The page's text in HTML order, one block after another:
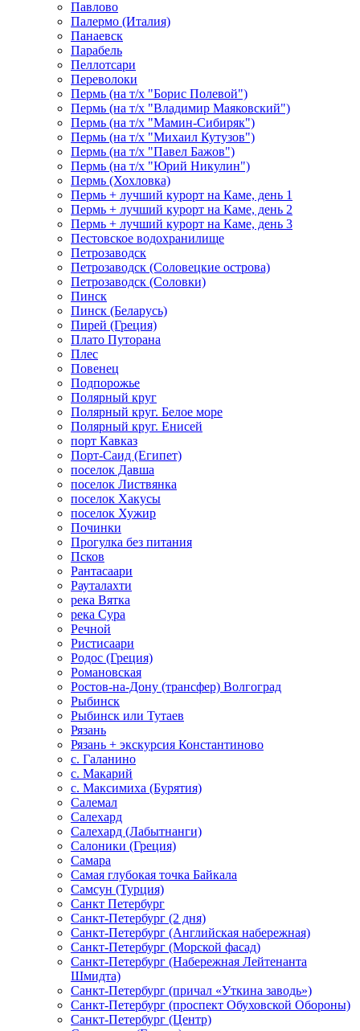
Павлово
Палермо (Италия)
Панаевск
Парабель
Пеллотсари
Переволоки
Пермь (на т/х "Борис Полевой")
Пермь (на т/х "Владимир Маяковский")
Пермь (на т/х "Мамин-Сибиряк")
Пермь (на т/х "Михаил Кутузов")
Пермь (на т/х "Павел Бажов")
Пермь (на т/х "Юрий Никулин")
Пермь (Хохловка)
Пермь + лучший курорт на Каме, день 1
Пермь + лучший курорт на Каме, день 2
Пермь + лучший курорт на Каме, день 3
Пестовское водохранилище
Петрозаводск
Петрозаводск (Соловецкие острова)
Петрозаводск (Соловки)
Пинск
Пинск (Беларусь)
Пирей (Греция)
Плато Путорана
Плес
Повенец
Подпорожье
Полярный круг
Полярный круг. Белое море
Полярный круг. Енисей
порт Кавказ
Порт-Саид (Египет)
поселок Давша
поселок Листвянка
поселок Хакусы
поселок Хужир
Починки
Прогулка без питания
Псков
Рантасаари
Рауталахти
река Вятка
река Сура
Речной
Ристисаари
Родос (Греция)
Романовская
Ростов-на-Дону (трансфер) Волгоград
Рыбинск
Рыбинск или Тутаев
Рязань
Рязань + экскурсия Константиново
с. Галанино
с. Макарий
с. Максимиха (Бурятия)
Салемал
Салехард
Салехард (Лабытнанги)
Салоники (Греция)
Самара
Самая глубокая точка Байкала
Самсун (Турция)
Санкт Петербург
Санкт-Петербург (2 дня)
Санкт-Петербург (Английская набережная)
Санкт-Петербург (Морской фасад)
Санкт-Петербург (Набережная Лейтенанта
Шмидта)
Санкт-Петербург (причал «Уткина заводь»)
Санкт-Петербург (проспект Обуховской Обороны)
Санкт-Петербург (Центр)